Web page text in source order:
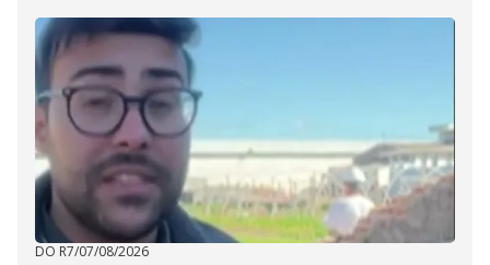
DO R7/07/08/2026